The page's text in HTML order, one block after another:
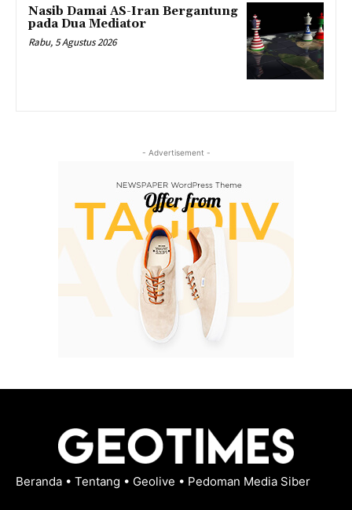
Nasib Damai AS-Iran Bergantung
pada Dua Mediator
Rabu, 5 Agustus 2026
- Advertisement -
Beranda • Tentang • Geolive • Pedoman Media Siber